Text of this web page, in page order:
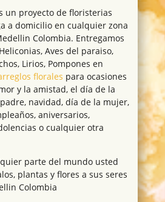
un proyecto de floristerias
a domicilio en cualquier zona
Colombia. Entregamos
Aves del paraiso,
Lirios, Pompones en
florales para ocasiones
y la amistad, el día de la
navidad, día de la mujer,
aniversarios,
o cualquier otra
parte del mundo usted
plantas y flores a sus seres
Colombia